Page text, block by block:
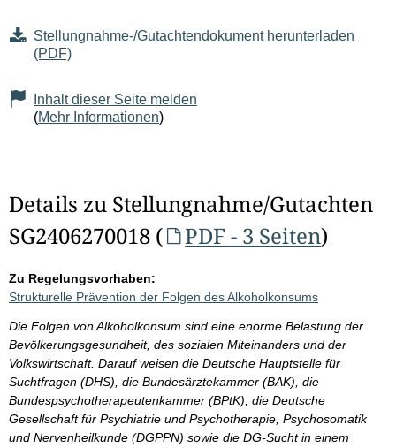
Seiteninhalt
Stellungnahme-/Gutachtendokument herunterladen
(PDF)
Inhalt dieser Seite melden
(Mehr Informationen)
Details zu Stellungnahme/Gutachten
SG2406270018 (
PDF - 3 Seiten)
Zu Regelungsvorhaben:
Strukturelle Prävention der Folgen des Alkoholkonsums
Die Folgen von Alkoholkonsum sind eine enorme Belastung der
Bevölkerungsgesundheit, des sozialen Miteinanders und der
Volkswirtschaft. Darauf weisen die Deutsche Hauptstelle für
Suchtfragen (DHS), die Bundesärztekammer (BÄK), die
Bundespsychotherapeutenkammer (BPtK), die Deutsche
Gesellschaft für Psychiatrie und Psychotherapie, Psychosomatik
und Nervenheilkunde (DGPPN) sowie die DG-Sucht in einem